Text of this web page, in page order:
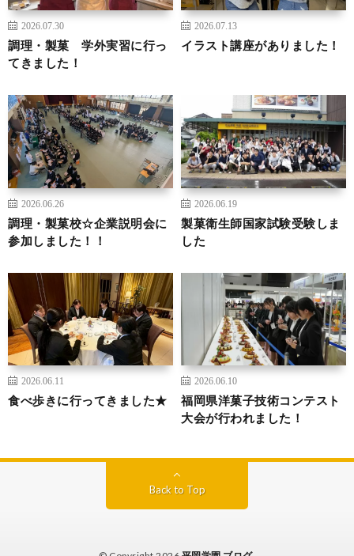
2026.07.30
調理・製菓 学外実習に行っ
てきました！
2026.07.13
イラスト講座がありました！
2026.06.26
調理・製菓校☆企業説明会に
参加しました！！
2026.06.19
製菓衛生師国家試験受験しま
した
2026.06.11
食べ歩きに行ってきました★
2026.06.10
福岡県洋菓子技術コンテスト
大会が行われました！
Back to Top